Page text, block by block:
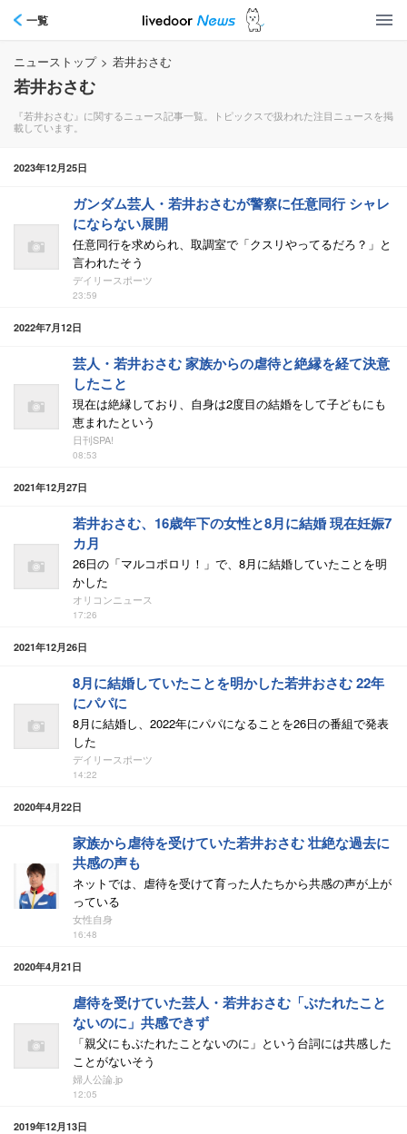
一覧
ニューストップ > 若井おさむ
若井おさむ
『若井おさむ』に関するニュース記事一覧。トピックスで扱われた注目ニュースを掲
載しています。
2023年12月25日
ガンダム芸人・若井おさむが警察に任意同行 シャレ
にならない展開
任意同行を求められ、取調室で「クスリやってるだろ？」と
言われたそう
デイリースポーツ
23:59
2022年7月12日
芸人・若井おさむ 家族からの虐待と絶縁を経て決意
したこと
現在は絶縁しており、自身は2度目の結婚をして子どもにも
恵まれたという
日刊SPA!
08:53
2021年12月27日
若井おさむ、16歳年下の女性と8月に結婚 現在妊娠7
カ月
26日の「マルコポロリ！」で、8月に結婚していたことを明
かした
オリコンニュース
17:26
2021年12月26日
8月に結婚していたことを明かした若井おさむ 22年
にパパに
8月に結婚し、2022年にパパになることを26日の番組で発表
した
デイリースポーツ
14:22
2020年4月22日
家族から虐待を受けていた若井おさむ 壮絶な過去に
共感の声も
ネットでは、虐待を受けて育った人たちから共感の声が上が
っている
女性自身
16:48
2020年4月21日
虐待を受けていた芸人・若井おさむ「ぶたれたこと
ないのに」共感できず
「親父にもぶたれたことないのに」という台詞には共感した
ことがないそう
婦人公論.jp
12:05
2019年12月13日